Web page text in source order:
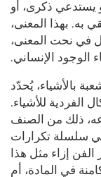
يستدعي ذكرى، أو
به. بهذا المعنى،
في نحت المعنى،
الإنساني.
بالأشياء، يُحدّد
الفردية للأشياء.
ذلك من الصنف
سلسلة تكرارات
إزاء مثل هذا
في المادة، أم